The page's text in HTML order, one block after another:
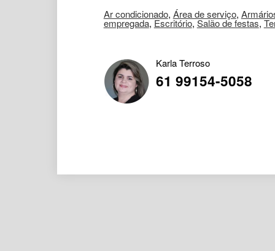
Ar condicionado, Área de serviço,
empregada,Escritório,Salão de festas,
Karla Terroso
61 99154-5058